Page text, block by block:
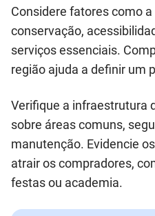
Considere fatores como
conservação,
serviços essenciais.
região ajuda a definir um
Verifique a infraestrutura
sobre áreas comuns,
manutenção. Evidencie
atrair os compradores,
festas ou academia.